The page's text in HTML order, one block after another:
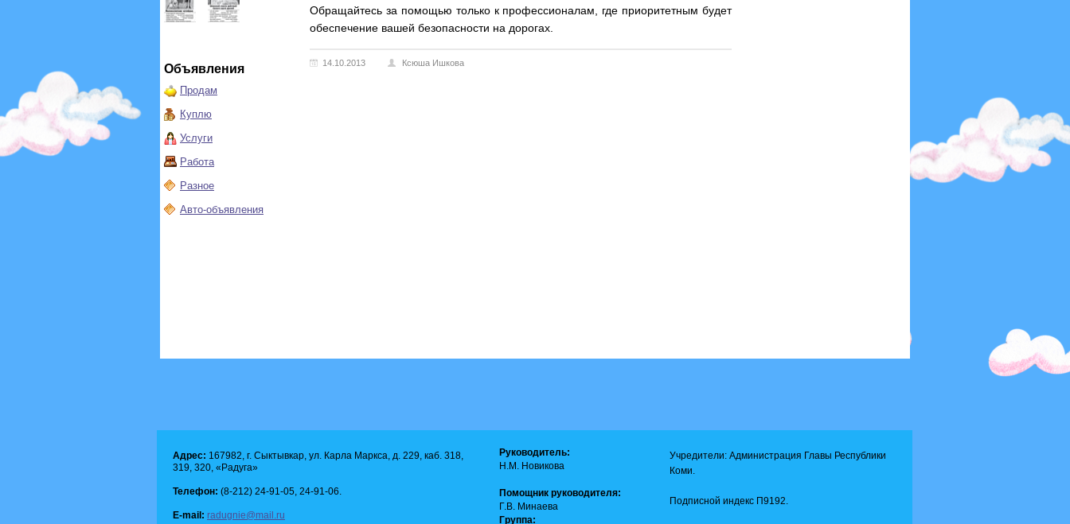
Объявления
Продам
Куплю
Услуги
Работа
Разное
Авто-объявления
Обращайтесь за помощью только к профессионалам, где приоритетным будет
обеспечение вашей безопасности на дорогах.
14.10.2013 Ксюша Ишкова
Адрес: 167982, г. Сыктывкар, ул. Карла Маркса, д. 229, каб. 318,
319, 320, «Радуга»
Телефон: (8-212) 24-91-05, 24-91-06.
E-mail: radugnie@mail.ru
Руководитель:
Н.М. Новикова
Помощник руководителя:
Г.В. Минаева
Группа:
Учредители: Администрация Главы Республики
Коми.
Подписной индекс П9192.